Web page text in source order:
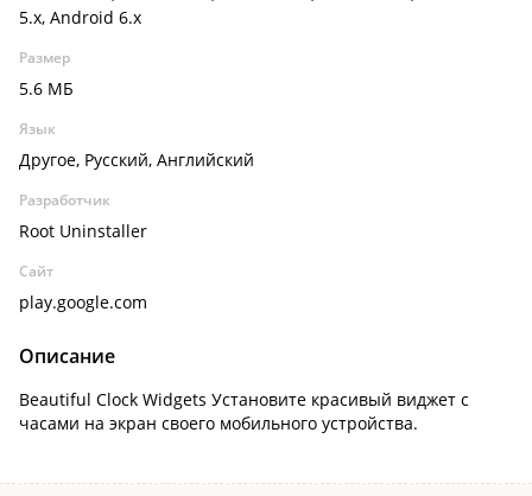
5.x, Android 6.x
Размер
5.6 МБ
Язык
Другое, Русский, Английский
Разработчик
Root Uninstaller
Сайт
play.google.com
Описание
Beautiful Clock Widgets Установите красивый виджет с
часами на экран своего мобильного устройства.